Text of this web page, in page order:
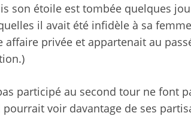
son étoile est tombée quelques
il avait été infidèle à sa
affaire privée et appartenait au
participé au second tour ne font
voir davantage de ses